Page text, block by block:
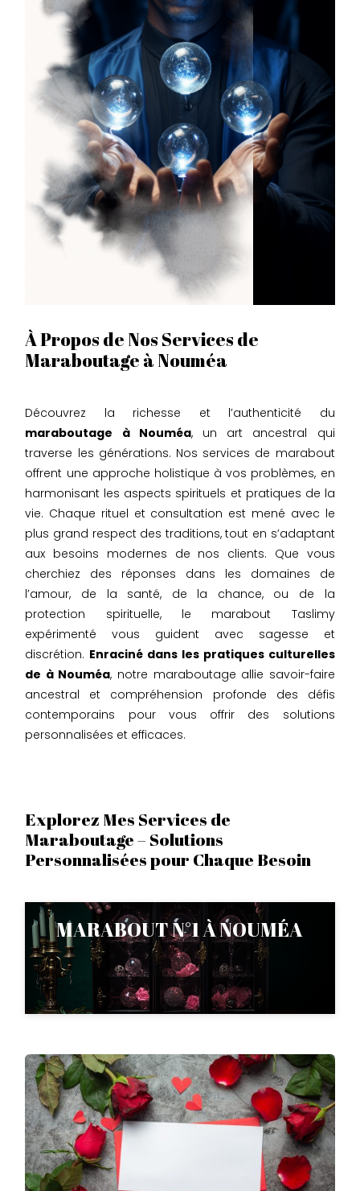
À Propos de Nos Services de
Maraboutage à Nouméa
Découvrez la richesse et l’authenticité du
maraboutage à Nouméa, un art ancestral qui
traverse les générations. Nos services de marabout
offrent une approche holistique à vos problèmes, en
harmonisant les aspects spirituels et pratiques de la
vie. Chaque rituel et consultation est mené avec le
plus grand respect des traditions, tout en s’adaptant
aux besoins modernes de nos clients. Que vous
cherchiez des réponses dans les domaines de
l’amour, de la santé, de la chance, ou de la
protection spirituelle, le marabout Taslimy
expérimenté vous guident avec sagesse et
discrétion. Enraciné dans les pratiques culturelles
de à Nouméa, notre maraboutage allie savoir-faire
ancestral et compréhension profonde des défis
contemporains pour vous offrir des solutions
personnalisées et efficaces.
Explorez Mes Services de
Maraboutage – Solutions
Personnalisées pour Chaque Besoin
MARABOUT N°1 À NOUMÉA
+262 693 44 79 07